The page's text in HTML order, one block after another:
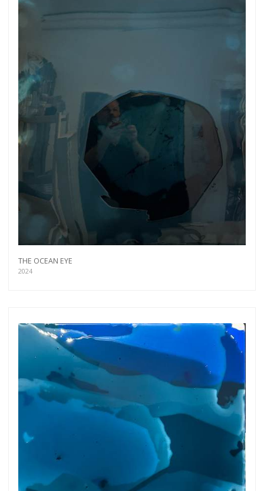
THE OCEAN EYE
2024